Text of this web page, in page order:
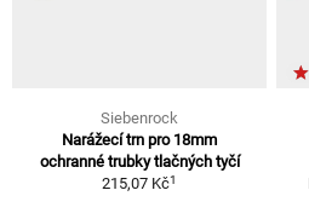
Siebenrock
Narážecí trn pro 18mm
ochranné trubky tlačných tyčí
215,07 Kč1